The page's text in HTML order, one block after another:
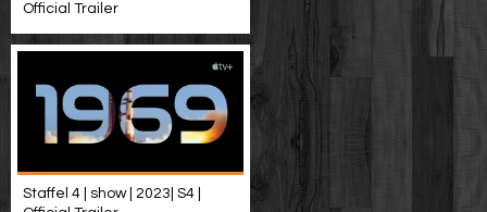
Official Trailer
Staffel 4 | show | 2023| S4 |